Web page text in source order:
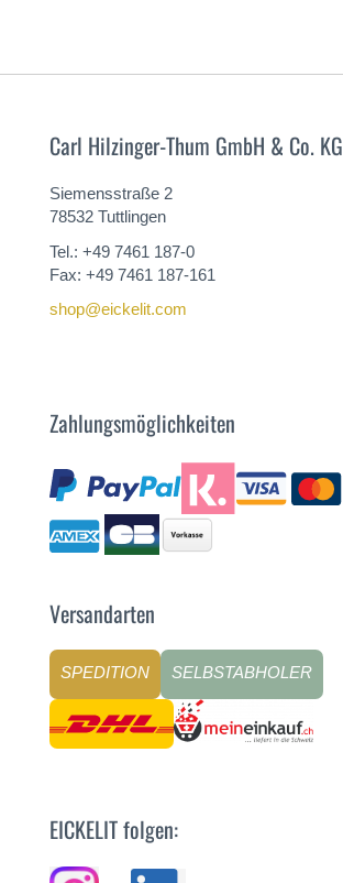
Carl Hilzinger-Thum GmbH & Co. KG
Siemensstraße 2
78532 Tuttlingen
Tel.: +49 7461 187-0
Fax: +49 7461 187-161
shop@eickelit.com
Zahlungsmöglichkeiten
Versandarten
SPEDITION SELBSTABHOLER
EICKELIT folgen: